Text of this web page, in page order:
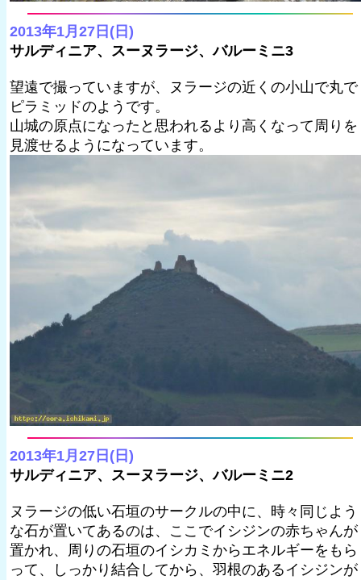
2013年1月27日(日)
サルディニア、スーヌラージ、バルーミニ3
望遠で撮っていますが、ヌラージの近くの小山で丸で
ピラミッドのようです。
山城の原点になったと思われるより高くなって周りを
見渡せるようになっています。
2013年1月27日(日)
サルディニア、スーヌラージ、バルーミニ2
ヌラージの低い石垣のサークルの中に、時々同じよう
な石が置いてあるのは、ここでイシジンの赤ちゃんが
置かれ、周りの石垣のイシカミからエネルギーをもら
って、しっかり結合してから、羽根のあるイシジンが